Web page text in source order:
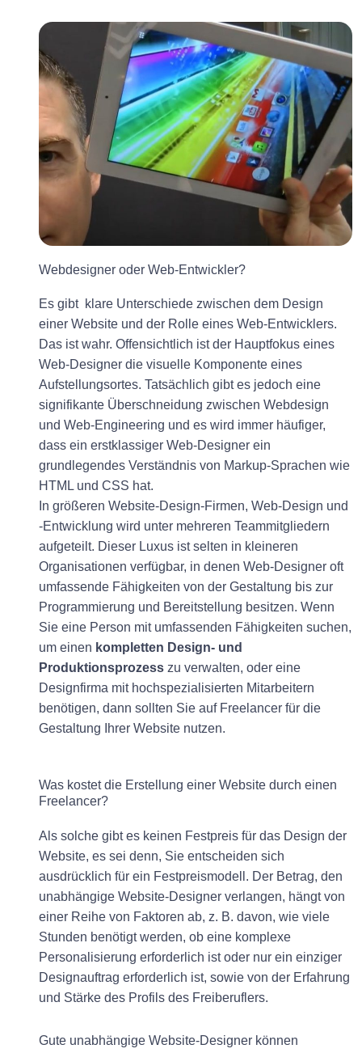
Webdesigner oder Web-Entwickler?
Es gibt klare Unterschiede zwischen dem Design
einer Website und der Rolle eines Web-Entwicklers.
Das ist wahr. Offensichtlich ist der Hauptfokus eines
Web-Designer die visuelle Komponente eines
Aufstellungsortes. Tatsächlich gibt es jedoch eine
signifikante Überschneidung zwischen Webdesign
und Web-Engineering und es wird immer häufiger,
dass ein erstklassiger Web-Designer ein
grundlegendes Verständnis von Markup-Sprachen wie
HTML und CSS hat.
In größeren Website-Design-Firmen, Web-Design und
-Entwicklung wird unter mehreren Teammitgliedern
aufgeteilt. Dieser Luxus ist selten in kleineren
Organisationen verfügbar, in denen Web-Designer oft
umfassende Fähigkeiten von der Gestaltung bis zur
Programmierung und Bereitstellung besitzen. Wenn
Sie eine Person mit umfassenden Fähigkeiten suchen,
um einen kompletten Design- und
Produktionsprozess zu verwalten, oder eine
Designfirma mit hochspezialisierten Mitarbeitern
benötigen, dann sollten Sie auf Freelancer für die
Gestaltung Ihrer Website nutzen.
Was kostet die Erstellung einer Website durch einen
Freelancer?
Als solche gibt es keinen Festpreis für das Design der
Website, es sei denn, Sie entscheiden sich
ausdrücklich für ein Festpreismodell. Der Betrag, den
unabhängige Website-Designer verlangen, hängt von
einer Reihe von Faktoren ab, z. B. davon, wie viele
Stunden benötigt werden, ob eine komplexe
Personalisierung erforderlich ist oder nur ein einziger
Designauftrag erforderlich ist, sowie von der Erfahrung
und Stärke des Profils des Freiberuflers.
Gute unabhängige Website-Designer können